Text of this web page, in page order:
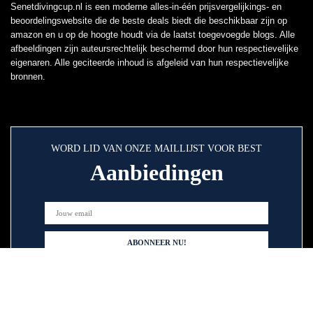
Senetdivingcup.nl is een moderne alles-in-één prijsvergelijkings- en
beoordelingswebsite die de beste deals biedt die beschikbaar zijn op
amazon en u op de hoogte houdt via de laatst toegevoegde blogs. Alle
afbeeldingen zijn auteursrechtelijk beschermd door hun respectievelijke
eigenaren. Alle geciteerde inhoud is afgeleid van hun respectievelijke
bronnen.
WORD LID VAN ONZE MAILLIJST VOOR BEST
Aanbiedingen